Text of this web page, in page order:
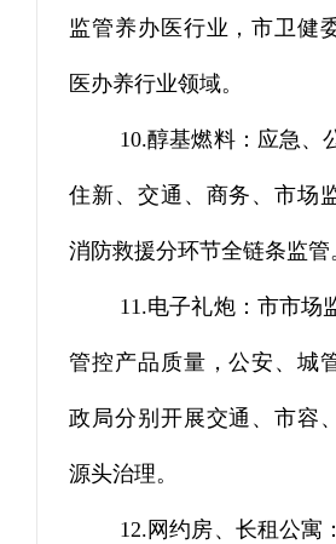
监管养办医行业，市卫健
医办养行业领域。
10.醇基燃料：应急、
住新、交通、商务、市场
消防救援分环节全链条监管
11.电子礼炮：市市场
管控产品质量，公安、城
政局分别开展交通、市容
源头治理。
12. 网约房、长租公寓